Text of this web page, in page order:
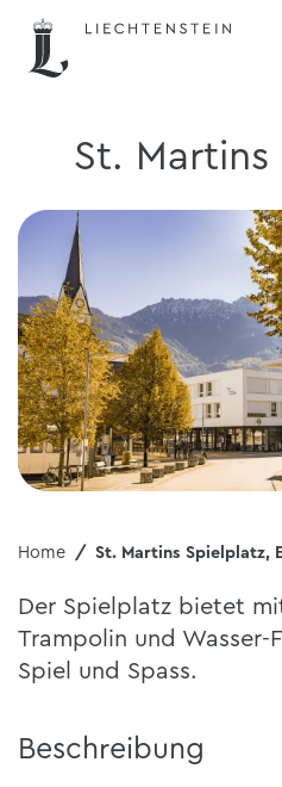
St.
Home St. Martins Spielplatz,
Der Spielplatz bietet
Trampolin und Wasser-
Spiel und Spass.
Beschreibung